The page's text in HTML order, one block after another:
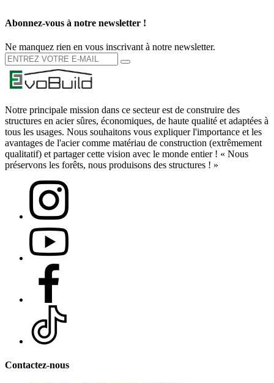
Abonnez-vous à notre newsletter !
Ne manquez rien en vous inscrivant à notre newsletter.
Notre principale mission dans ce secteur est de construire des
structures en acier sûres, économiques, de haute qualité et adaptées à
tous les usages. Nous souhaitons vous expliquer l'importance et les
avantages de l'acier comme matériau de construction (extrêmement
qualitatif) et partager cette vision avec le monde entier ! « Nous
préservons les forêts, nous produisons des structures ! »
Contactez-nous